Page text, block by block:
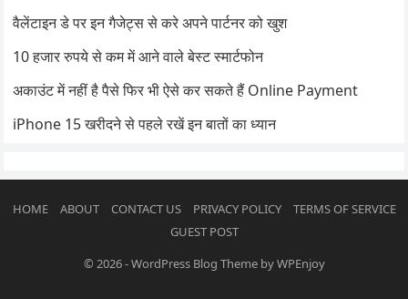
वैलेंटाइन डे पर इन गैजेट्स से करे अपने पार्टनर को खुश
10 हजार रुपये से कम में आने वाले बेस्ट स्मार्टफोन
अकाउंट में नहीं है पैसे फिर भी ऐसे कर सकते हैं Online Payment
iPhone 15 खरीदने से पहले रखें इन बातों का ध्यान
HOME ABOUT CONTACT US PRIVACY POLICY
TERMS OF SERVICE
GUEST POST
© 2026-WordPress Blog ThemebyWPEnjoy